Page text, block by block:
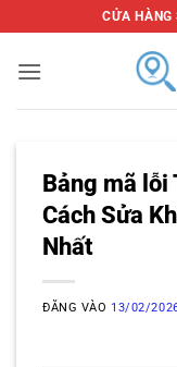
qua
nội
CỬA
Bảng mã lỗi
Cách Sửa
Nhất
ĐĂNG VÀO 13/02/